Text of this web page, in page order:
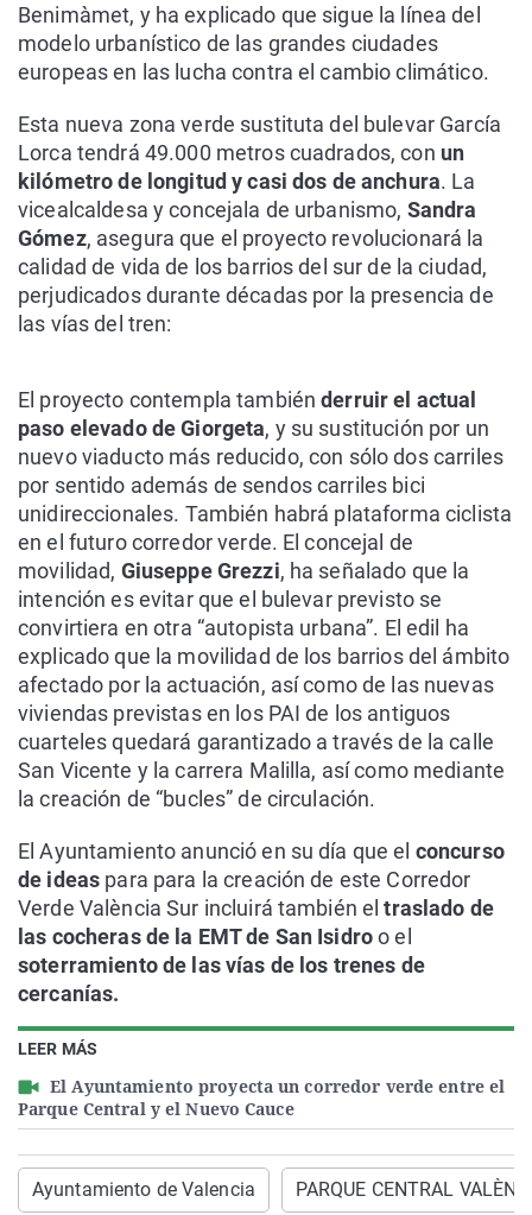
LEER MÁS
El Ayuntamiento proyecta un corredor verde entre el
Parque Central y el Nuevo Cauce
Benimàmet, y ha explicado que sigue la línea del
modelo urbanístico de las grandes ciudades
europeas en las lucha contra el cambio climático.
Esta nueva zona verde sustituta del bulevar García
Lorca tendrá 49.000 metros cuadrados, con un
kilómetro de longitud y casi dos de anchura. La
vicealcaldesa y concejala de urbanismo, Sandra
Gómez, asegura que el proyecto revolucionará la
calidad de vida de los barrios del sur de la ciudad,
perjudicados durante décadas por la presencia de
las vías del tren:
El proyecto contempla tambiénderruir el actual
paso elevado de Giorgeta, y su sustitución por un
nuevo viaducto más reducido, con sólo dos carriles
por sentido además de sendos carriles bici
unidireccionales. También habrá plataforma ciclista
en el futuro corredor verde. El concejal de
movilidad, Giuseppe Grezzi, ha señalado que la
intención es evitar que el bulevar previsto se
convirtiera en otra “autopista urbana”. El edil ha
explicado que la movilidad de los barrios del ámbito
afectado por la actuación, así como de las nuevas
viviendas previstas en los PAI de los antiguos
cuarteles quedará garantizado a través de la calle
San Vicente y la carrera Malilla, así como mediante
la creación de “bucles” de circulación.
El Ayuntamiento anunció en su día que el concurso
de ideas para para la creación de este Corredor
Verde València Sur incluirá también el traslado de
las cocheras de la EMT de San Isidroo el
soterramiento de las vías de los trenes de
cercanías.
Ayuntamiento de Valencia PARQUE CENTRAL